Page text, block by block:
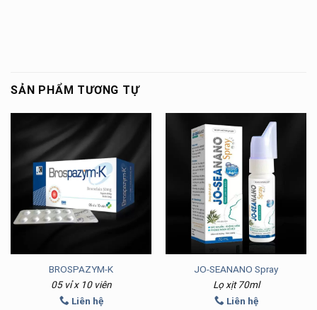
SẢN PHẨM TƯƠNG TỰ
BROSPAZYM-K
05 vỉ x 10 viên
Liên hệ
JO-SEANANO Spray
Lọ xịt 70ml
Liên hệ